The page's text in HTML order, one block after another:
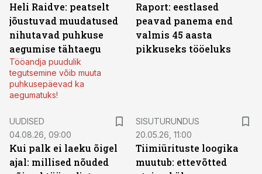
Heli Raidve: peatselt
jõustuvad muudatused
nihutavad puhkuse
aegumise tähtaegu
Tööandja puudulik
tegutsemine võib muuta
puhkusepäevad ka
aegumatuks!
Raport: eestlased
peavad panema end
valmis 45 aasta
pikkuseks tööeluks
UUDISED
04.08.26, 09:00
Kui palk ei laeku õigel
ajal: millised nõuded
SISUTURUNDUS
20.05.26, 11:00
Tiimiürituste loogika
muutub: ettevõtted